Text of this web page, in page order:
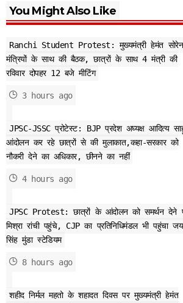
You Might Also Like
Ranchi Student Protest: मुख्यमंत्री हेमंत
मंत्रियों के साथ की बैठक, छात्रों के साथ 4 मंत्री की
रविवार दोपहर 12 बजे मीटिंग
3 hours ago
JPSC-JSSC प्रोटेस्ट: BJP प्रदेश अघ्यक्ष आदित्य
आंदोलन कर रहे छात्रों से की मुलाकात,कहा-सरकार को
नौकरी देने का अधिकार, छीनने का नहीं
4 hours ago
JPSC Protest: छात्रों के आंदोलन को समर्थन देने
मिश्रा रांची पहुंचे, CJP का प्रतिनिधिमंडल भी पहुंचा
सिंह मुंडा स्टेडियम
8 hours ago
शहीद निर्मल महतो के शहादत दिवस पर मुख्यमंत्री हेमंत